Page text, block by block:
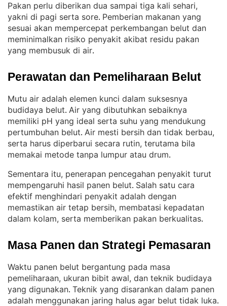
Pakan perlu diberikan dua sampai tiga kali sehari,
yakni di pagi serta sore. Pemberian makanan yang
sesuai akan mempercepat perkembangan belut dan
meminimalkan risiko penyakit akibat residu pakan
yang membusuk di air.
Perawatan dan Pemeliharaan Belut
Mutu air adalah elemen kunci dalam suksesnya
budidaya belut. Air yang dibutuhkan sebaiknya
memiliki pH yang ideal serta suhu yang mendukung
pertumbuhan belut. Air mesti bersih dan tidak berbau,
serta harus diperbarui secara rutin, terutama bila
memakai metode tanpa lumpur atau drum.
Sementara itu, penerapan pencegahan penyakit turut
mempengaruhi hasil panen belut. Salah satu cara
efektif menghindari penyakit adalah dengan
memastikan air tetap bersih, membatasi kepadatan
dalam kolam, serta memberikan pakan berkualitas.
Masa Panen dan Strategi Pemasaran
Waktu panen belut bergantung pada masa
pemeliharaan, ukuran bibit awal, dan teknik budidaya
yang digunakan. Teknik yang disarankan dalam panen
adalah menggunakan jaring halus agar belut tidak luka.